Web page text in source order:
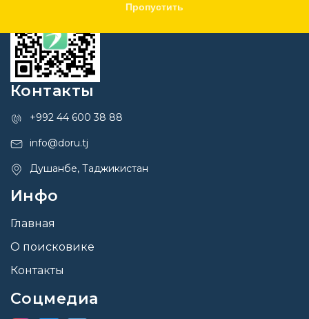
Пропустить
Контакты
+992 44 600 38 88
info@doru.tj
Душанбе, Таджикистан
Инфо
Главная
О поисковике
Контакты
Соцмедиа